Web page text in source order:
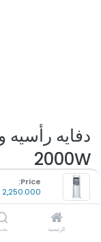
Price:
2,250.000
الرئيسية
2000W
(تقييم 0 )
دفاية كهربائية راسية
مروحة للتبريد والتدفئة
امداد سريع لتبريد